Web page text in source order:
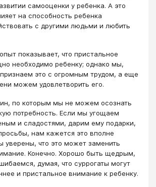
самооценки у ребенка. А это
на способность ребенка
с другими людьми и любить
показывает, что пристальное
необходимо ребенку; однако мы,
это с огромным трудом, а еще
можем удовлетворить его.
по которым мы не можем осознать
потребность. Если мы угощаем
и сладостями, дарим ему подарки,
нам кажется это вполне
уверены, что это может заменить
Конечно. Хорошо быть щедрым,
думая, что суррогаты могут
и пристальное внимание к ребенку.